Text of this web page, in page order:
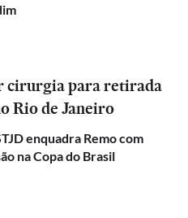
cirurgia para retirada
Rio de Janeiro
enquadra Remo com
na Copa do Brasil